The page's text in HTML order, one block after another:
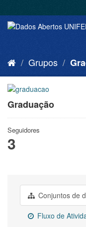
Grupos
Graduação
Seguidores
3
Conjuntos de
Fluxo de